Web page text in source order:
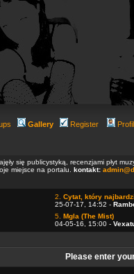
Gallery Register
się publicystyką, recenzjami płyt
miejsce na portalu. kontakt:
2. Cytat, który
25-07-17, 14:52 -
5. Mgla (The Mist)
04-05-16, 15:00 -
Please enter